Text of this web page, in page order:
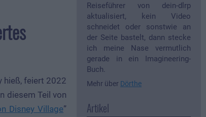
hieß, feiert 2022
diesem Teil von
Disney Village”
Reiseführer von dein-dlrp
aktualisiert, kein Video
schneidet oder sonstwie an
der Seite bastelt, dann stecke
ich meine Nase vermutlich
gerade in ein Imagineering-
Buch.
Mehr über Dörthe
Artikel